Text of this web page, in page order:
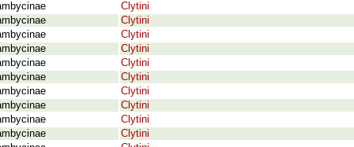
Clytini
Clytini
Clytini
Clytini
Clytini
Clytini
Clytini
Clytini
Clytini
Clytini